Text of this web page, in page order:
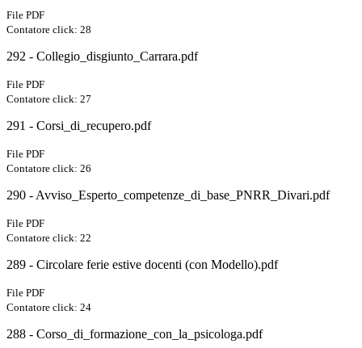
File PDF
Contatore click: 28
292 - Collegio_disgiunto_Carrara.pdf
File PDF
Contatore click: 27
291 - Corsi_di_recupero.pdf
File PDF
Contatore click: 26
290 - Avviso_Esperto_competenze_di_base_PNRR_Divari.pdf
File PDF
Contatore click: 22
289 - Circolare ferie estive docenti (con Modello).pdf
File PDF
Contatore click: 24
288 - Corso_di_formazione_con_la_psicologa.pdf